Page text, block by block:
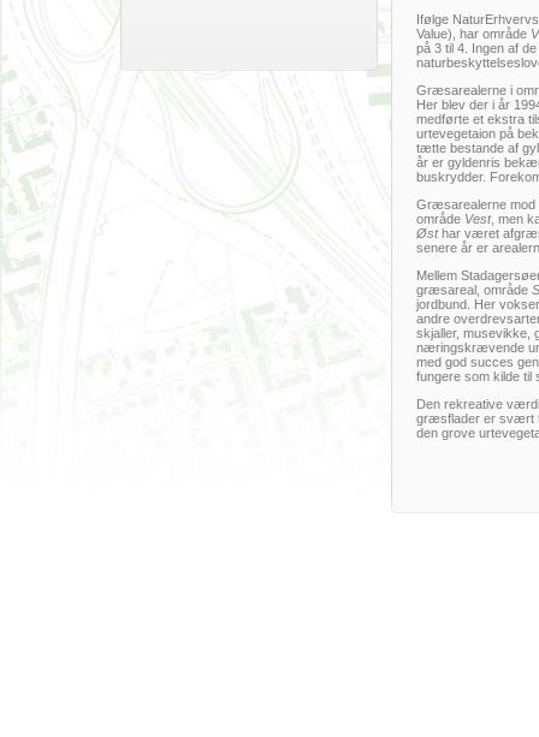
Ifølge
Value), har område
på 3 til 4. Ingen af
Græsarealerne i
Her blev der i år
medførte et ekstra
urtevegetaion på
tætte bestande af
år er gyldenris
buskrydder.
Græsarealerne
område Vest, men
Østhar været
senere år er
Mellem
græsareal, område
jordbund. Her
andre
skjaller, musevikke,
næringskrævende
med god succes
fungere som kilde til
Den rekreative
græsflader er svært
den grove